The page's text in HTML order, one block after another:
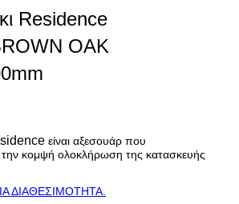
Residence
OAK
είναι αξεσουάρ που
την κομψή ολοκλήρωση της κατασκευής
ΔΙΑΘΕΣΙΜΟΤΗΤΑ.